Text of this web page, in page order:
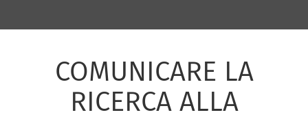
COMUNICARE LA
RICERCA ALLA